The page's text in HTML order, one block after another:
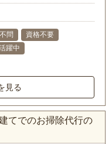
問
資格不要
躍中
見る
てでのお掃除代行の